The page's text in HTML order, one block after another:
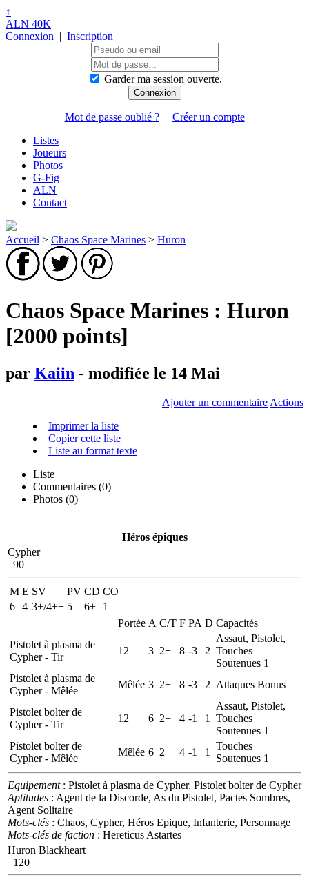
↑
ALN 40K
Connexion | Inscription
Garder ma session ouverte.
Mot de passe oublié ?| Créer un compte
Listes
Joueurs
Photos
G-Fig
ALN
Contact
Accueil > Chaos Space Marines > Huron
Chaos Space Marines : Huron
[2000 points]
par Kaiin - modifiée le 14 Mai
Ajouter un commentaire Actions
Imprimer la liste
Copier cette liste
Liste au format texte
Liste
Commentaires (0)
Photos (0)
Héros épiques
Cypher
90
M E SV PV CD CO
6 4 3+/4++ 5 6+
1
Portée A C/T F PA D Capacités
Pistolet à plasma de
Cypher - Tir
12 3 2+ 8 -3 2
Assaut, Pistolet,
Touches
Soutenues 1
Pistolet à plasma de
Cypher - Mêlée
Mêlée 3 2+ 8 -3 2 Attaques Bonus
Pistolet bolter de
Cypher - Tir
12 6 2+ 4 -1 1
Assaut, Pistolet,
Touches
Soutenues 1
Pistolet bolter de
Cypher - Mêlée
Mêlée 6 2+ 4 -1 1
Touches
Soutenues 1
Equipement: Pistolet à plasma de Cypher, Pistolet bolter de Cypher
Aptitudes : Agent de la Discorde, As du Pistolet, Pactes Sombres,
Agent Solitaire
Mots-clés : Chaos, Cypher, Héros Epique, Infanterie, Personnage
Mots-clés de faction : Hereticus Astartes
Huron Blackheart
120